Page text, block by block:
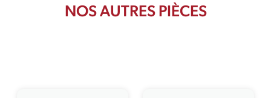
NOS AUTRES PIÈCES